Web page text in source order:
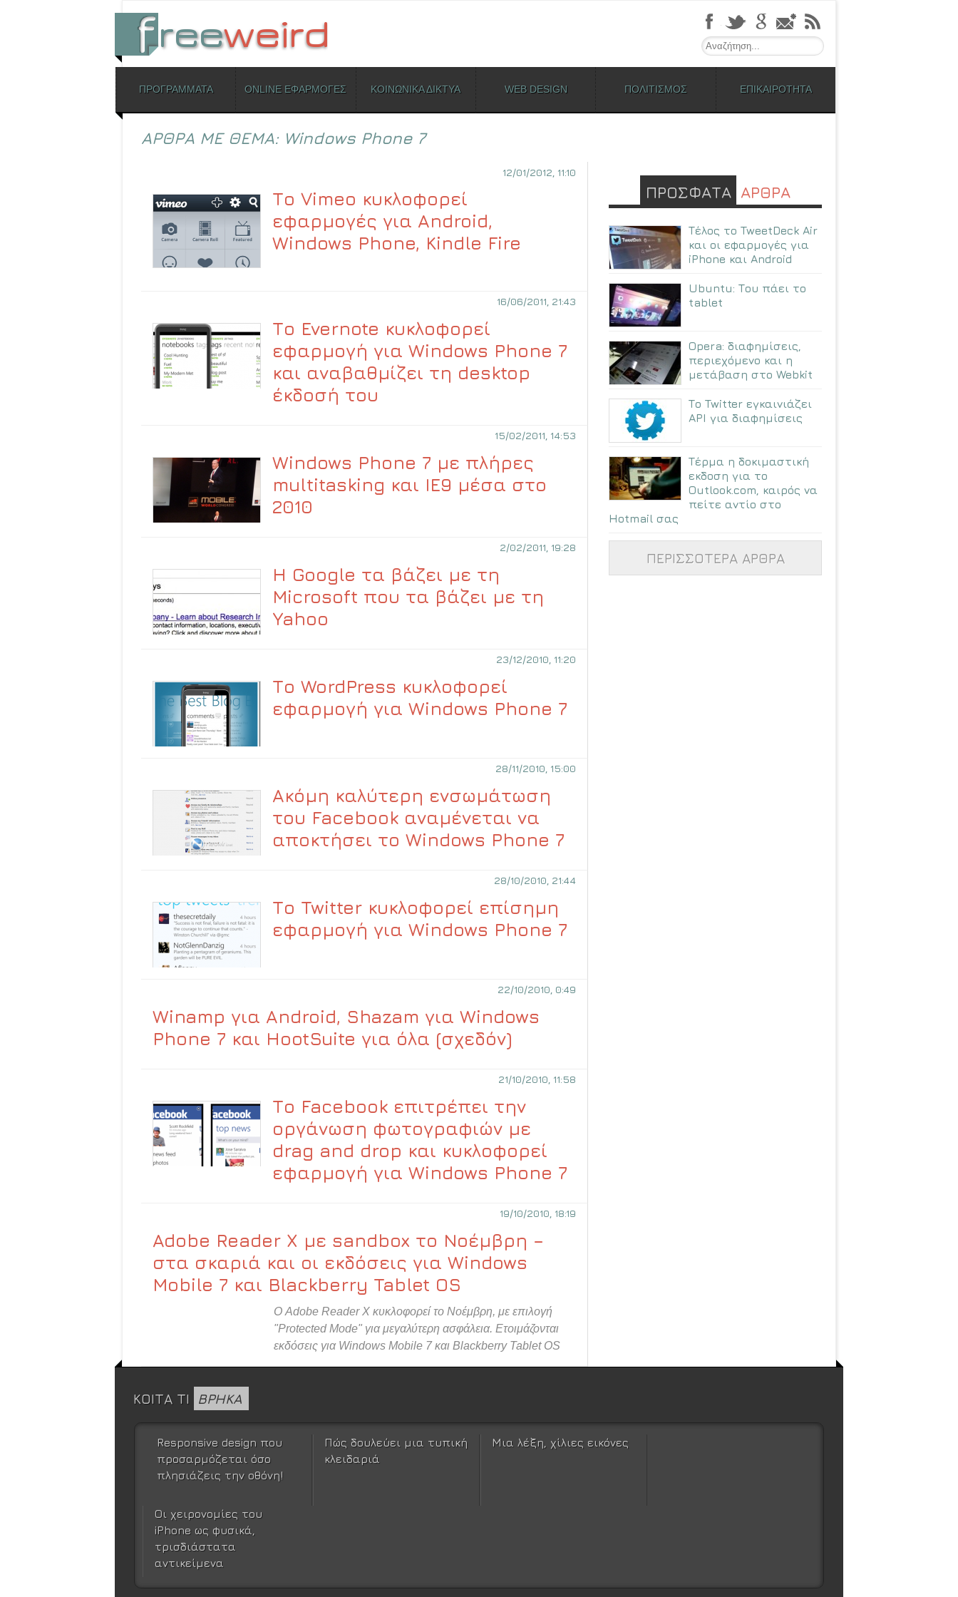
Search
Skip to content
ΠΡΟΓΡΑΜΜΑΤΑ ONLINE ΕΦΑΡΜΟΓΕΣ ΚΟΙΝΩΝΙΚΑ ΔΙΚΤΥΑ WEB DESIGN ΠΟΛΙΤΙΣΜΟΣ ΕΠΙΚΑΙΡΟΤΗΤΑ
ΑΡΘΡΑ ΜΕ ΘΕΜΑ: Windows Phone 7
12/01/2012, 11:10
Το Vimeo κυκλοφορεί
εφαρμογές για Android,
Windows Phone, Kindle Fire
16/06/2011, 21:43
Το Evernote κυκλοφορεί
εφαρμογή για Windows Phone 7
και αναβαθμίζει τη desktop
έκδοσή του
15/02/2011, 14:53
Windows Phone 7 με πλήρες
multitasking και IE9 μέσα στο
2010
2/02/2011, 19:28
Η Google τα βάζει με τη
Microsoft που τα βάζει με τη
Yahoo
23/12/2010, 11:20
Το WordPress κυκλοφορεί
εφαρμογή για Windows Phone 7
28/11/2010, 15:00
Ακόμη καλύτερη ενσωμάτωση
του Facebook αναμένεται να
αποκτήσει το Windows Phone 7
28/10/2010, 21:44
Το Twitter κυκλοφορεί επίσημη
εφαρμογή για Windows Phone 7
22/10/2010, 0:49
Winamp για Android, Shazam για Windows
Phone 7 και HootSuite για όλα (σχεδόν)
21/10/2010, 11:58
Το Facebook επιτρέπει την
οργάνωση φωτογραφιών με
drag and drop και κυκλοφορεί
εφαρμογή για Windows Phone 7
19/10/2010, 18:19
Adobe Reader X με sandbox το Νοέμβρη –
στα σκαριά και οι εκδόσεις για Windows
Mobile 7 και Blackberry Tablet OS
Ο Adobe Reader X κυκλοφορεί το Νοέμβρη, με επιλογή
"Protected Mode" για μεγαλύτερη ασφάλεια. Ετοιμάζονται
εκδόσεις για Windows Mobile 7 και Blackberry Tablet OS
ΠΡΟΣΦΑΤΑ ΑΡΘΡΑ
Τέλος το TweetDeck Air
και οι εφαρμογές για
iPhone και Android
Ubuntu: Tου πάει το
tablet
Opera: διαφημίσεις,
περιεχόμενο και η
μετάβαση στο Webkit
Το Twitter εγκαινιάζει
API για διαφημίσεις
Τέρμα η δοκιμαστική
εκδοση για το
Outlook.com, καιρός να
πείτε αντίο στο
Hotmail σας
ΠΕΡΙΣΣΟΤΕΡΑ ΑΡΘΡΑ
ΚΟΙΤΑ ΤΙ ΒΡΗΚΑ
Responsive design που
προσαρμόζεται όσο
πλησιάζεις την οθόνη!
Πώς δουλεύει μια τυπική
κλειδαριά
Μια λέξη, χίλιες εικόνες
Οι χειρονομίες του
iPhone ως φυσικά,
τρισδιάστατα
αντικείμενα